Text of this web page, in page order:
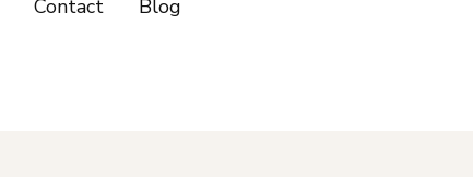
Contact Blog